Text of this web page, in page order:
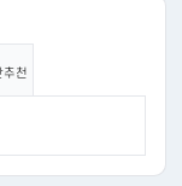
추천